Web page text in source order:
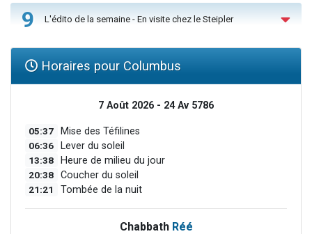
9 L'édito de la semaine - En visite chez le Steipler
Horaires pour Columbus
7 Août 2026 - 24 Av 5786
05:37 Mise des Téfilines
06:36 Lever du soleil
13:38 Heure de milieu du jour
20:38 Coucher du soleil
21:21 Tombée de la nuit
Chabbath Réé